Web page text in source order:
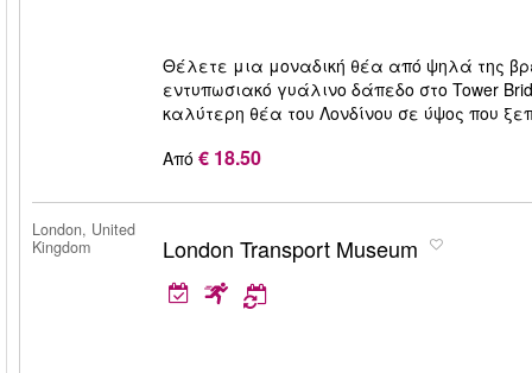
Θέλετε μια μοναδική θέα από ψηλά της
εντυπωσιακό γυάλινο δάπεδο στο Tower
καλύτερη θέα του Λονδίνου σε ύψος που
Από € 18.50
London, United
Kingdom
London Transport Museum